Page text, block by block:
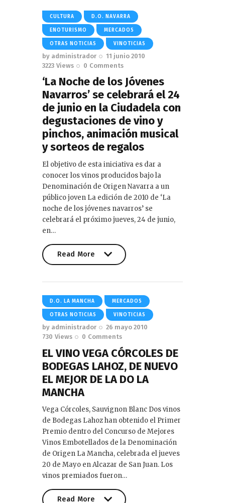
CULTURA D.O. NAVARRA
ENOTURISMO MERCADOS
OTRAS NOTICIAS VINOTICIAS
by administrador
11 junio 2010
3223 Views 0 Comments
‘La Noche de los Jóvenes
Navarros’ se celebrará el 24
de junio en la Ciudadela con
degustaciones de vino y
pinchos, animación musical
y sorteos de regalos
El objetivo de esta iniciativa es dar a
conocer los vinos producidos bajo la
Denominación de Origen Navarra a un
público joven La edición de 2010 de ‘La
noche de los jóvenes navarros’ se
celebrará el próximo jueves, 24 de junio,
en…
Read More
D.O. LA MANCHA MERCADOS
OTRAS NOTICIAS VINOTICIAS
by administrador
26 mayo 2010
730 Views 0 Comments
EL VINO VEGA CÓRCOLES DE
BODEGAS LAHOZ, DE NUEVO
EL MEJOR DE LA DO LA
MANCHA
Vega Córcoles, Sauvignon Blanc Dos vinos
de Bodegas Lahoz han obtenido el Primer
Premio dentro del Concurso de Mejores
Vinos Embotellados de la Denominación
de Origen La Mancha, celebrada el jueves
20 de Mayo en Alcazar de San Juan. Los
vinos premiados fueron…
Read More